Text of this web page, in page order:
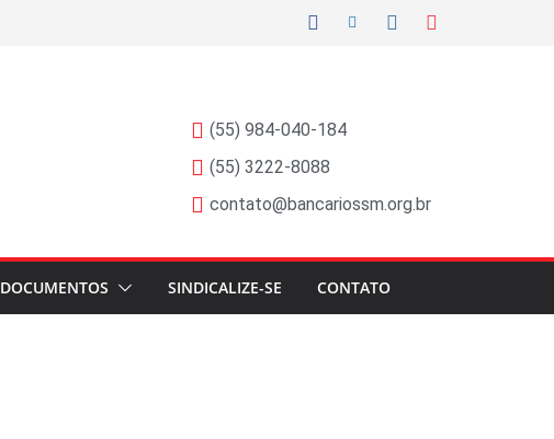
(55) 984-040-184
(55) 3222-8088
contato@bancariossm.org.br
DOCUMENTOS SINDICALIZE-SE CONTATO